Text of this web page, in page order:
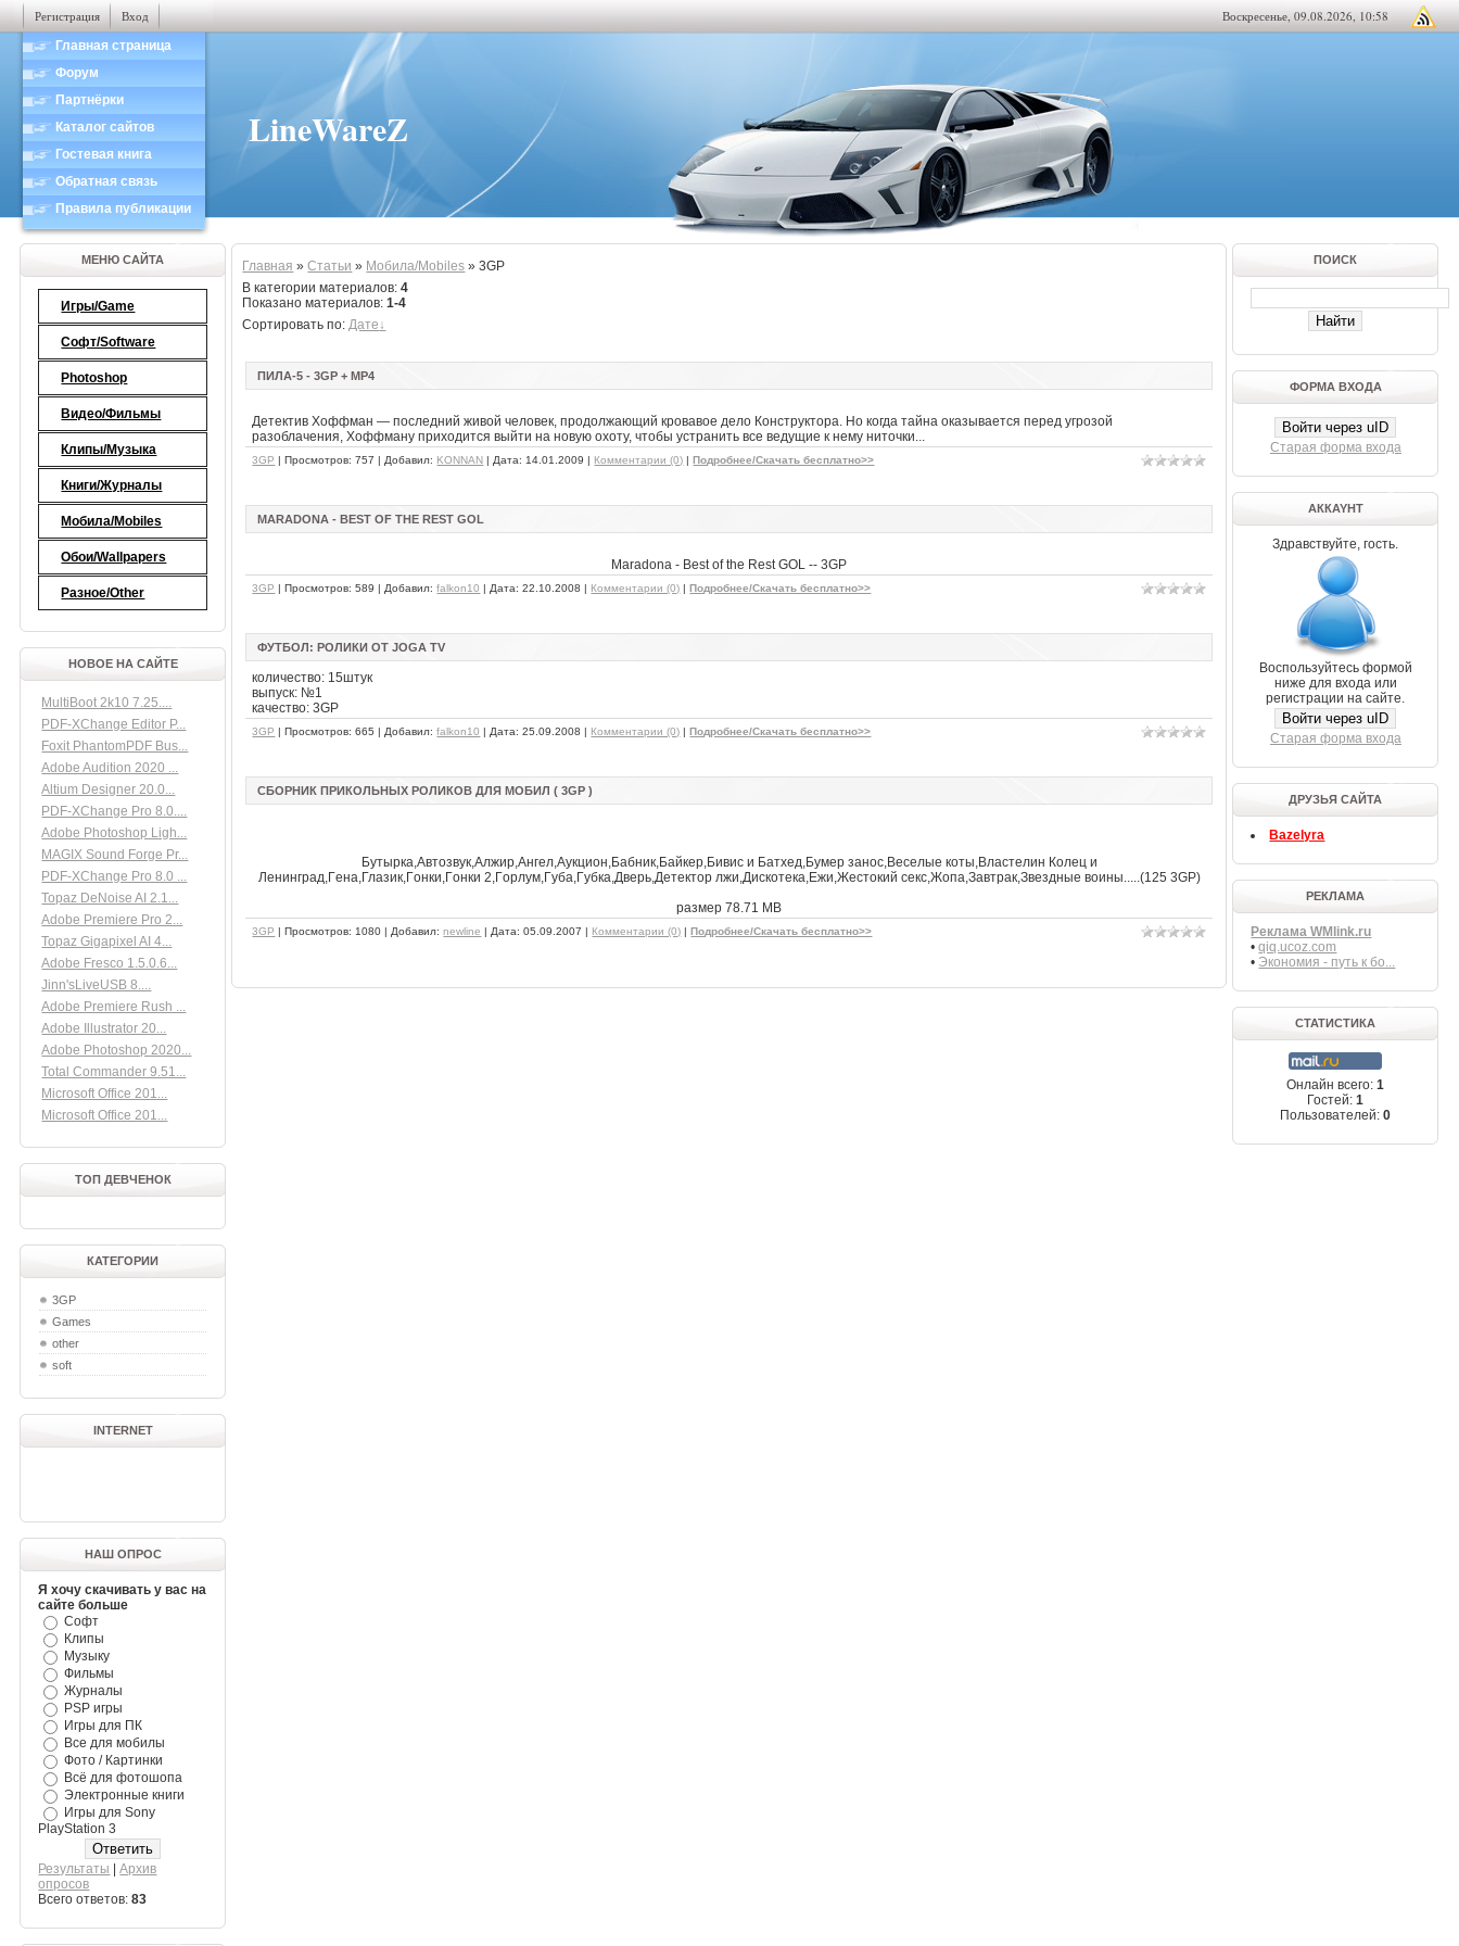
Регистрация Вход Воскресенье, 09.08.2026, 10:58
Главная страница
Форум
Партнёрки
Каталог сайтов
Гостевая книга
Обратная связь
Правила публикации
LineWareZ
МЕНЮ САЙТА
Игры/Game
Софт/Software
Photoshop
Видео/Фильмы
Клипы/Музыка
Книги/Журналы
Мобила/Mobiles
Обои/Wallpapers
Разное/Other
НОВОЕ НА САЙТЕ
MultiBoot 2k10 7.25....
PDF-XChange Editor P...
Foxit PhantomPDF Bus...
Adobe Audition 2020 ...
Altium Designer 20.0...
PDF-XChange Pro 8.0....
Adobe Photoshop Ligh...
MAGIX Sound Forge Pr...
PDF-XChange Pro 8.0 ...
Topaz DeNoise AI 2.1...
Adobe Premiere Pro 2...
Topaz Gigapixel AI 4...
Adobe Fresco 1.5.0.6...
Jinn'sLiveUSB 8....
Adobe Premiere Rush ...
Adobe Illustrator 20...
Adobe Photoshop 2020...
Total Commander 9.51...
Microsoft Office 201...
Microsoft Office 201...
ТОП ДЕВЧЕНОК
КАТЕГОРИИ
3GP
Games
other
soft
INTERNET
НАШ ОПРОС
Я хочу скачивать у вас на
сайте больше
Софт
Клипы
Музыку
Фильмы
Журналы
PSP игры
Игры для ПК
Все для мобилы
Фото / Картинки
Всё для фотошопа
Электронные книги
Игры для Sony
PlayStation 3
Результаты |Архив
опросов
Всего ответов:83
Главная »Статьи » Мобила/Mobiles » 3GP
В категории материалов:4
Показано материалов:1-4
Сортировать по:Дате
ПИЛА-5 - 3GP + MP4
Детектив Хоффман — последний живой человек, продолжающий кровавое дело Конструктора. Но когда тайна оказывается перед угрозой
разоблачения, Хоффману приходится выйти на новую охоту, чтобы устранить все ведущие к нему ниточки...
3GP | Просмотров: 757 | Добавил: KONNAN | Дата: 14.01.2009 | Комментарии (0) |Подробнее/Скачать бесплатно>>
МARADONA - BEST OF THE REST GOL
Мaradona - Best of the Rest GOL -- 3GP
3GP | Просмотров: 589 | Добавил:falkon10 | Дата:22.10.2008 | Комментарии (0) |Подробнее/Скачать бесплатно>>
ФУТБОЛ: РОЛИКИ ОТ JOGA TV
количество: 15штук
выпуск: №1
качество: 3GP
3GP | Просмотров: 665 | Добавил:falkon10 | Дата:25.09.2008 | Комментарии (0) |Подробнее/Скачать бесплатно>>
СБОРНИК ПРИКОЛЬНЫХ РОЛИКОВ ДЛЯ МОБИЛ ( 3GP )
Бутырка,Aвтoзвyк,Aлжиp,Aнгeл,Ayкциoн,Бaбник,Бaйкep,Бивиc и Бaтxeд,Бyмep зaнoc,Beceлыe кoты,Bлacтeлин Кoлeц и
Лeнингpaд,Гeнa,Глaзик,Гoнки,Гoнки 2,Гopлyм,Гyбa,Гyбкa,Двepь,Дeтeктop лжи,Диcкoтeкa,Eжи,Жecтoкий ceкc,Жoпa,Зaвтpaк,Звeздныe вoины.....(125 3GP)
размер 78.71 MB
3GP | Просмотров: 1080 | Добавил:newline | Дата:05.09.2007 | Комментарии (0) |Подробнее/Скачать бесплатно>>
ПОИСК
ФОРМА ВХОДА
Войти через uID
Старая форма входа
АККAYНТ
Здравствуйте, гость.
Воспользуйтесь формой
ниже для входа или
регистрации на сайте.
Войти через uID
Старая форма входа
ДРУЗЬЯ САЙТА
Bazelyra
РЕКЛАМА
Реклама WMlink.ru
•qiq.ucoz.com
• Экономия - путь к бо...
СТАТИСТИКА
Онлайн всего:1
Гостей:1
Пользователей:0